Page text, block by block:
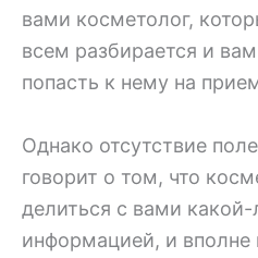
вами косметолог,
всем разбирается и
попасть к нему на
Однако отсутствие
говорит о том, что
делиться с вами
информацией, и вполне